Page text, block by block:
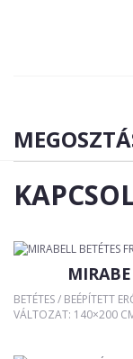
BETÉTES / BEÉPÍTETT
VÁLTOZAT: 140×200